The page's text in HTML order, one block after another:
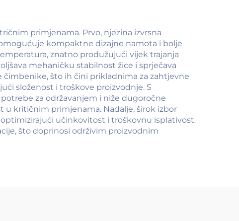
primjenama. Prvo, njezina izvrsna
kompaktne dizajne namota i bolje
znatno produžujući vijek trajanja
mehaničku stabilnost žice i sprječava
što ih čini prikladnima za zahtjevne
složenost i troškove proizvodnje. S
za održavanjem i niže dugoročne
u kritičnim primjenama. Nadalje, širok izbor
učinkovitost i troškovnu isplativost.
što doprinosi održivim proizvodnim